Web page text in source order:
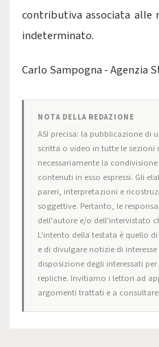
contributiva associata alle
indeterminato.
Carlo Sampogna - Agenzia
NOTA DELLA REDAZIONE
ASI precisa: la pubblicazione di
scritta o video in tutte le
necessariamente la
contenuti in esso espressi. Gli
pareri, interpretazioni e
soggettive. Pertanto, le
dell'autore e/o dell'intervistato
L'intento della testata è quello
e di divulgare notizie di
disposizione degli interessati
repliche. Invitiamo i lettori ad
argomenti trattati e a